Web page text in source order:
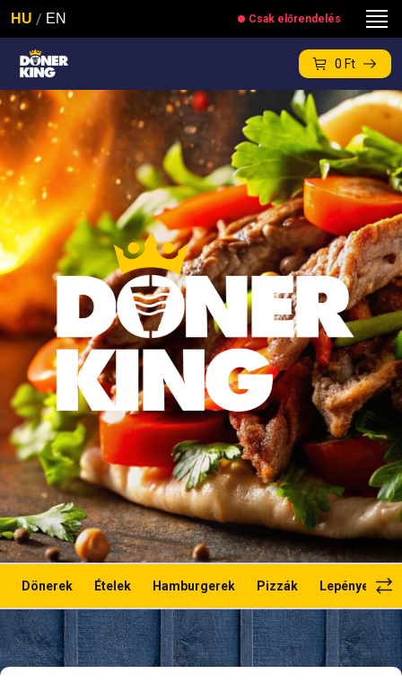
HU / EN Csak előrendelés
0 Ft
Dönerek Ételek Hamburgerek Pizzák Lepények